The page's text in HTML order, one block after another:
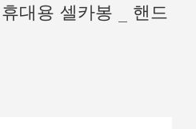
대용 셀카봉 _ 핸드